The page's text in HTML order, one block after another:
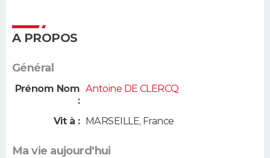
A PROPOS
Général
Prénom Nom
:
Antoine DE CLERCQ
Vit à : MARSEILLE, France
Ma vie aujourd'hui